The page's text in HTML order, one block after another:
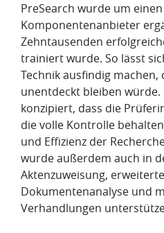
PreSearch wurde um
Komponentenanbieter
Zehntausenden
trainiert wurde. So lässt
Technik ausfindig
unentdeckt bleiben
konzipiert, dass die
die volle Kontrolle
und Effizienz der
wurde außerdem auch in
Aktenzuweisung,
Dokumentenanalyse und
Verhandlungen